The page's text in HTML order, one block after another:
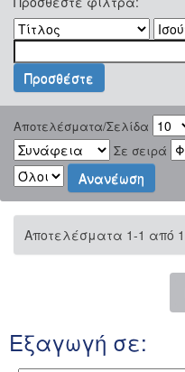
Αποτελέσματα/Σελίδα
Σε σειρά
Αποτελέσματα 1-1 από 1
Εξαγωγή σε: